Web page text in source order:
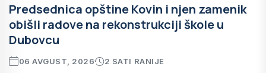
Predsednica opštine Kovin i njen zamenik
obišli radove na rekonstrukciji škole u
Dubovcu
06 AVGUST, 2026 2 SATI RANIJE